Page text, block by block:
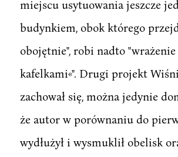
miejscu usytuowania jeszcze
budynkiem, obok którego
obojętnie", robi nadto "wrażenie
kafelkami«". Drugi projekt
zachował się, można jedynie
że autor w porównaniu do
wydłużył i wysmuklił obelisk